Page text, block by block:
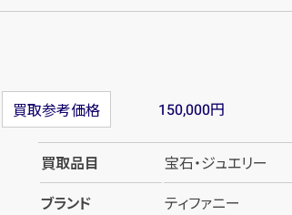
買取参考価格 150,000円
買取品目
宝石・ジュエリー
ブランド
ティファニー